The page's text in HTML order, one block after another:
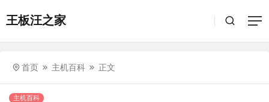
王板汪之家
首页 主机百科 正文
主机百科